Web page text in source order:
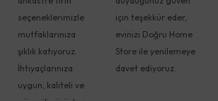
seçeneklerimizle
mutfaklarınıza
şıklık katıyoruz.
İhtiyaçlarınıza
uygun, kaliteli ve
için teşekkür eder,
evinizi Doğru Home
Store ile yenilemeye
davet ediyoruz.